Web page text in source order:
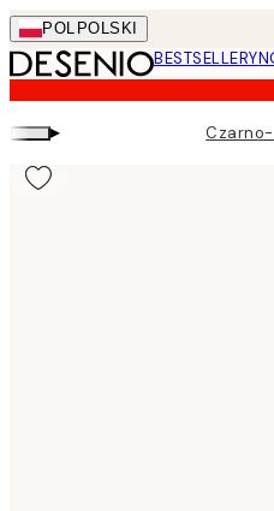
Skip
to
main
content.
POL POLSKI
BESTSELLERY
▸